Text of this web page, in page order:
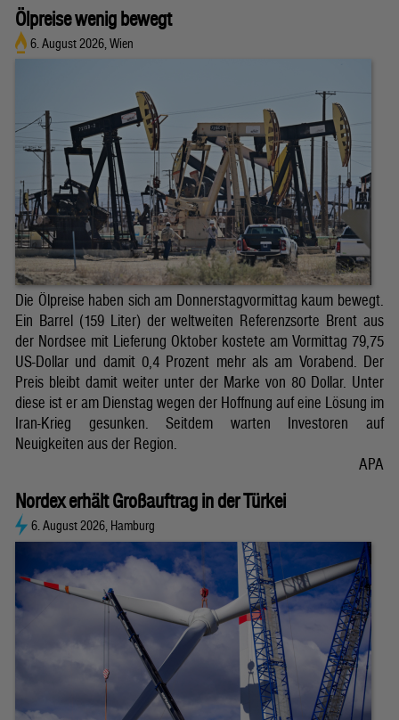
Ölpreise wenig bewegt
6. August 2026, Wien
Die Ölpreise haben sich am Donnerstagvormittag kaum bewegt.
Ein Barrel (159 Liter) der weltweiten Referenzsorte Brent aus
der Nordsee mit Lieferung Oktober kostete am Vormittag 79,75
US-Dollar und damit 0,4 Prozent mehr als am Vorabend. Der
Preis bleibt damit weiter unter der Marke von 80 Dollar. Unter
diese ist er am Dienstag wegen der Hoffnung auf eine Lösung im
Iran-Krieg gesunken. Seitdem warten Investoren auf
Neuigkeiten aus der Region.
APA
Nordex erhält Großauftrag in der Türkei
6. August 2026, Hamburg